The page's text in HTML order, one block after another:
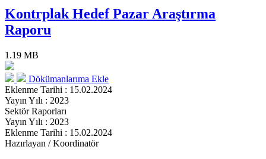
Kontrplak Hedef Pazar Araştırma
Raporu
1.19 MB
Dökümanlarıma Ekle
Eklenme Tarihi : 15.02.2024
Yayın Yılı : 2023
Sektör Raporları
Yayın Yılı : 2023
Eklenme Tarihi : 15.02.2024
Hazırlayan / Koordinatör